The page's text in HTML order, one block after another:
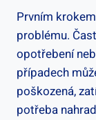
Prvním
problému.
opotřebení⁢
případech
poškozená,
potřeba